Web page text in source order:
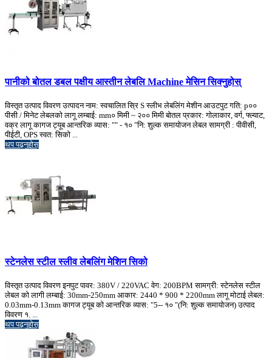
पानीको बोतल डबल पक्षीय आस्तीन लेबलि Machine मेसिन सिक्नुहोस्
विस्तृत उत्पाद विवरण उत्पादन नाम: स्वचालित स्रि S स्लीभ लेबलिंग मेशीन आउटपुट गति: p००
पीसी / मिनेट लेबलको लागू लम्बाई: mm० मिमी ~ २०० मिमी बोतल प्रकार: गोलाकार, वर्ग, फ्ल्याट,
वक्र लागू कागज ट्यूब आन्तरिक व्यास: "" - १० "नि: शुल्क समायोजन लेबल सामग्री : पीवीसी,
पीईटी, OPS स्वत: सिको ...
थप पढ्नुहोस्
स्टेनलेस स्टील स्लीव लेबलिंग मेशिन सिको
विस्तृत उत्पाद विवरण इनपुट पावर: 380V / 220VAC वेग: 200BPM सामग्री: स्टेनलेस स्टील
लेबल को लागी लम्बाई: 30mm-250mm आकार: 2440 * 900 * 2200mm लागू मोटाई लेबल:
0.03mm-0.13mm कागज ट्यूब को आन्तरिक व्यास: "5-- १० "(नि: शुल्क समायोजन) उत्पाद
विवरण १. ...
थप पढ्नुहोस्